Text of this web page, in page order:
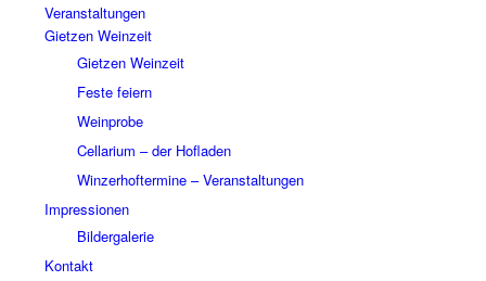
Veranstaltungen
Gietzen Weinzeit
Gietzen Weinzeit
Feste feiern
Weinprobe
Cellarium – der Hofladen
Winzerhoftermine – Veranstaltungen
Impressionen
Bildergalerie
Kontakt